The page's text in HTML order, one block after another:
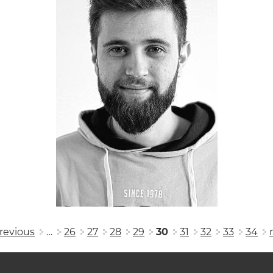
… 26 27 28 29 30 31 32 33 34